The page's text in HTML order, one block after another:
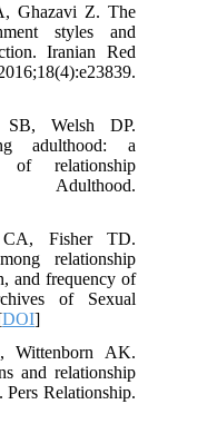
Ghazavi Z. The
styles and
Iranian Red
SB, Welsh DP.
adulthood: a
of relationship
Adulthood.
CA, Fisher TD.
relationship
and frequency of
of Sexual
[DOI
Wittenborn AK.
and relationship
Pers Relationship.